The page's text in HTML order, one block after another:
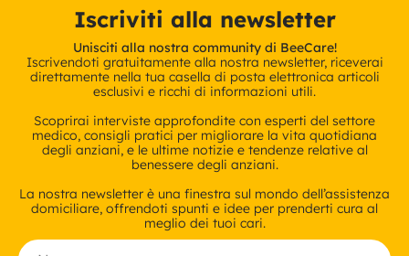
Iscriviti alla newsletter
Unisciti alla nostra community di BeeCare!
Iscrivendoti gratuitamente alla nostra newsletter, riceverai
direttamente nella tua casella di posta elettronica articoli
esclusivi e ricchi di informazioni utili.
Scoprirai interviste approfondite con esperti del settore
medico, consigli pratici per migliorare la vita quotidiana
degli anziani, e le ultime notizie e tendenze relative al
benessere degli anziani.
La nostra newsletter è una finestra sul mondo dell’assistenza
domiciliare, offrendoti spunti e idee per prenderti cura al
meglio dei tuoi cari.